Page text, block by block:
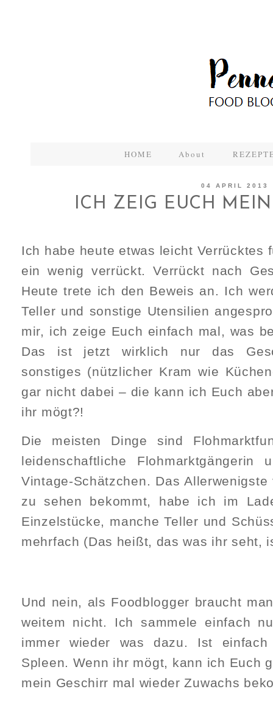
HOME About
04 APRIL 2013
ICH ZEIG EUCH MEIN
Ich habe heute etwas leicht Verrücktes
ein wenig verrückt. Verrückt nach
Heute trete ich den Beweis an. Ich
Teller und sonstige Utensilien
mir, ich zeige Euch einfach mal, was
Das ist jetzt wirklich nur das
sonstiges (nützlicher Kram wie
gar nicht dabei – die kann ich Euch
ihr mögt?!
Die meisten Dinge sind
leidenschaftliche
Vintage-Schätzchen. Das
zu sehen bekommt, habe ich im
Einzelstücke, manche Teller und
mehrfach (Das heißt, das was ihr seht,
Und nein, als Foodblogger braucht
weitem nicht. Ich sammele einfach
immer wieder was dazu. Ist
Spleen. Wenn ihr mögt, kann ich Euch
mein Geschirr mal wieder Zuwachs